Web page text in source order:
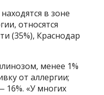
в зоне
относятся
(35%), Краснодар
менее 1%
от аллергии;
16%. «У многих